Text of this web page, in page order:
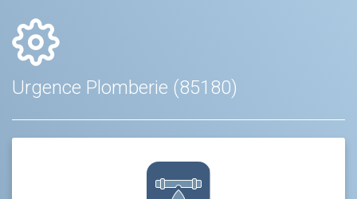
Urgence Plomberie (85180)